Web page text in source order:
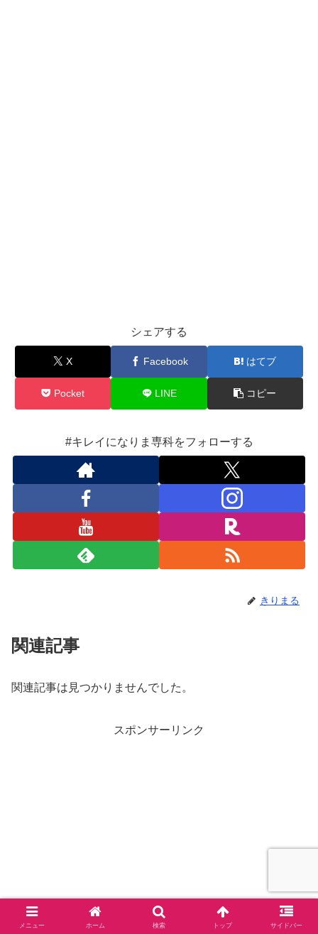
シェアする
X Facebook はてブ
Pocket LINE コピー
#キレイになりま専科をフォローする
きりまる
関連記事
関連記事は見つかりませんでした。
スポンサーリンク
メニュー ホーム 検索 トップ サイドバー